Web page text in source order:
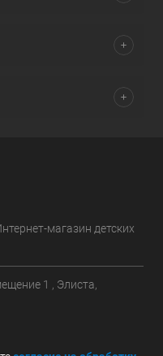
магазин детских
1 , Элиста,